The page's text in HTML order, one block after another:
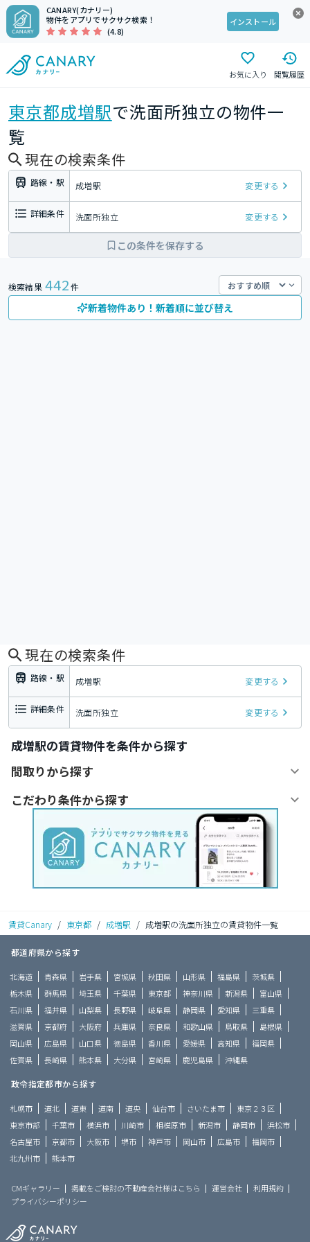
CANARY(カナリー)
物件をアプリでサクサク検索！
(4.8)
インストール
お気に入り 閲覧履歴
東京都成増駅で洗面所独立の物件一
覧
現在の検索条件
路線・駅 成増駅 変更する
詳細条件 洗面所独立 変更する
この条件を保存する
検索結果 442件
新着物件あり！新着順に並び替え
現在の検索条件
路線・駅 成増駅 変更する
詳細条件 洗面所独立 変更する
成増駅の賃貸物件を条件から探す
間取りから探す
こだわり条件から探す
賃貸Canary / 東京都 / 成増駅 / 成増駅の洗面所独立の賃貸物件一覧
都道府県から探す
北海道 青森県 岩手県 宮城県 秋田県 山形県 福島県
茨城県
栃木県
群馬県 埼玉県 千葉県 東京都 神奈川県 新潟県
富山県
石川県
福井県 山梨県 長野県 岐阜県 静岡県 愛知県
三重県
滋賀県
京都府 大阪府 兵庫県 奈良県 和歌山県 鳥取県
島根県
岡山県
広島県 山口県 徳島県 香川県 愛媛県 高知県
福岡県
佐賀県
長崎県 熊本県 大分県 宮崎県 鹿児島県 沖縄県
政令指定都市から探す
札幌市 道北 道東 道南 道央 仙台市 さいたま市
東京２３区
東京市部
千葉市 横浜市 川崎市 相模原市 新潟市 静岡市
浜松市
名古屋市
京都市 大阪市 堺市 神戸市 岡山市 広島市
福岡市
北九州市
熊本市
CMギャラリー 掲載をご検討の不動産会社様はこちら 運営会社
利用規約
プライバシーポリシー